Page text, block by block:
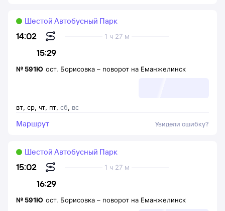
14:02
15:29
1 ч 27 м
Шестой Автобусный Парк
вт, ср, чт, пт, сб, вс
№ 591Ю ост. Борисовка – поворот на Еманжелинск
Маршрут Увидели ошибку?
15:02
16:29
1 ч 27 м
Шестой Автобусный Парк
№ 591Ю ост. Борисовка – поворот на Еманжелинск